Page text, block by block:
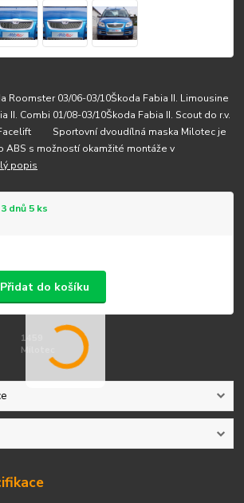
Roomster 03/06-03/10Škoda Fabia II. Limousine
II. Combi 01/08-03/10Škoda Fabia II. Scout do r.v.
Facelift Sportovní dvoudílná maska Milotec je
ABS s možností okamžité montáže v
popis
dnů 5 ks
Přidat do košíku
1459
Milotec